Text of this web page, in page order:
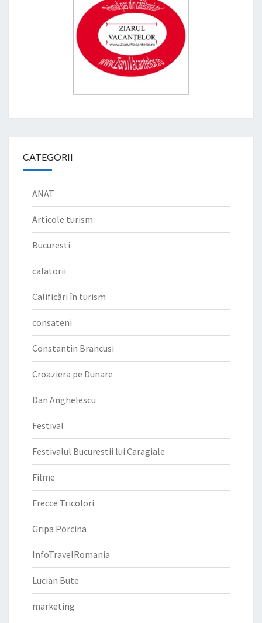
CATEGORII
ANAT
Articole turism
Bucuresti
calatorii
Calificări în turism
consateni
Constantin Brancusi
Croaziera pe Dunare
Dan Anghelescu
Festival
Festivalul Bucurestii lui Caragiale
Filme
Frecce Tricolori
Gripa Porcina
InfoTravelRomania
Lucian Bute
marketing